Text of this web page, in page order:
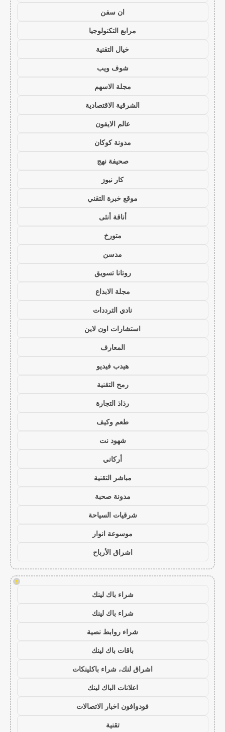
ان سفن
مرابع التكنولوجيا
خيال التقنية
شوف ويب
مجلة الاسهم
الشرقية الاقتصادية
عالم الايفون
مدونة كوكان
صحيفة نهج
كار نيوز
موقع خبرة التقني
أناقة أنثى
متورخ
مدسن
روتانا تسويق
مجلة الابداع
نادي الترددات
استشارات اون لاين
المعارف
هيدب فيديو
رمح التقنية
رذاذ التجارة
طعم وكيف
شهود نت
أركاني
مباشر التقنية
مدونة صحبة
شرقيات السياحة
موسوعة انوار
اشراق الأرباح
!
شراء باك لينك
شراء باك لينك
شراء روابط نصية
باقات باك لينك
اشراق لنك، شراء باكلينكات
اعلانات الباك لينك
فودوافون اخبار الاتصالات
تقنية